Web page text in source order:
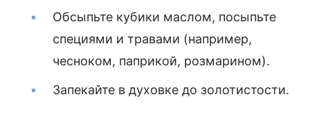
Обсыпьте кубики маслом, посыпьте
специями и травами (например,
чесноком, паприкой, розмарином).
Запекайте в духовке до золотистости.